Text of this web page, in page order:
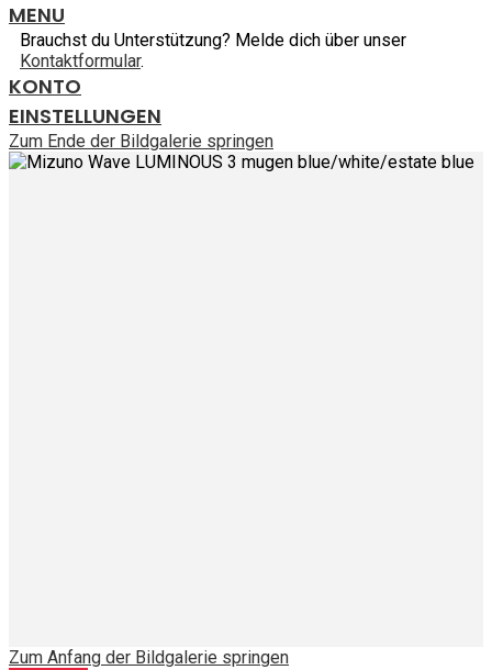
MENU
Brauchst du Unterstützung? Melde dich über unser
Kontaktformular.
KONTO
EINSTELLUNGEN
Zum Ende der Bildgalerie springen
Zum Anfang der Bildgalerie springen